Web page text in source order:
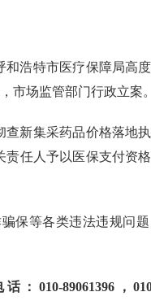
浩特市医疗保障局高
市场监管部门行政立案。
新集采药品价格落地
任人予以医保支付资
保等各类违法违规问
89061396，010-